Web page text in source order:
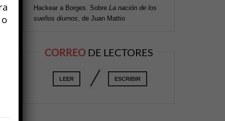
Hackear a Borges. Sobre La nación de los
sueños diurnos , de Juan Mattio
CORREO DE LECTORES
LEER ESCRIBIR